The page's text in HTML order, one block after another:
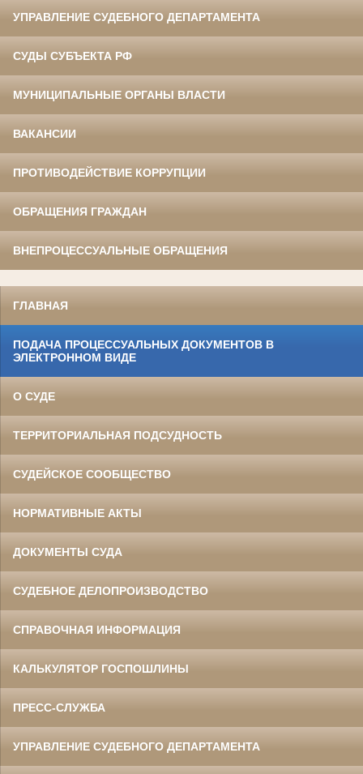
УПРАВЛЕНИЕ СУДЕБНОГО ДЕПАРТАМЕНТА
СУДЫ СУБЪЕКТА РФ
МУНИЦИПАЛЬНЫЕ ОРГАНЫ ВЛАСТИ
ВАКАНСИИ
ПРОТИВОДЕЙСТВИЕ КОРРУПЦИИ
ОБРАЩЕНИЯ ГРАЖДАН
ВНЕПРОЦЕССУАЛЬНЫЕ ОБРАЩЕНИЯ
ГЛАВНАЯ
ПОДАЧА ПРОЦЕССУАЛЬНЫХ ДОКУМЕНТОВ В
ЭЛЕКТРОННОМ ВИДЕ
О СУДЕ
ТЕРРИТОРИАЛЬНАЯ ПОДСУДНОСТЬ
СУДЕЙСКОЕ СООБЩЕСТВО
НОРМАТИВНЫЕ АКТЫ
ДОКУМЕНТЫ СУДА
СУДЕБНОЕ ДЕЛОПРОИЗВОДСТВО
СПРАВОЧНАЯ ИНФОРМАЦИЯ
КАЛЬКУЛЯТОР ГОСПОШЛИНЫ
ПРЕСС-СЛУЖБА
УПРАВЛЕНИЕ СУДЕБНОГО ДЕПАРТАМЕНТА